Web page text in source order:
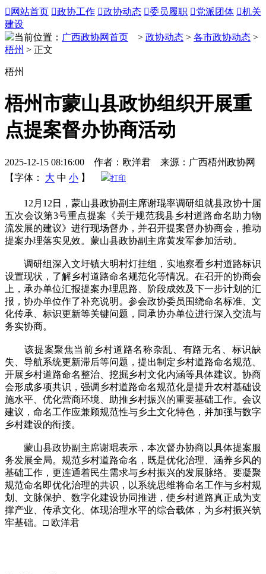
 网站首页 政协工作 政协动态 委员履职 党派团体 机关
建设
当前位置： 广西政协网首页 > 政协动态 > 各市政协动态 >
梧州 > 正文
梧州
梧州市蒙山县政协组织开展重
点提案督办协商活动
2025-12-15 08:16:00 作者：欧洋君 来源：广西梧州政协网
【字体：
大 中 小 】 打印
12月12日，蒙山县政协副主席谢琨率调研组就县政协十届
五次会议第3号重点提案《关于规范我县乡村道路命名助力物
流发展的建议》进行现场督办，并召开提案督办协商会，推动
提案办理落实见效。蒙山县政协副主席黄发军参加活动。
调研组深入文圩镇大明村灯挂组，实地察看乡村道路标识
设置现状，了解乡村道路命名规范化等情况。在召开的协商会
上，承办单位汇报提案办理思路、阶段成效及下一步计划的汇
报，协办单位作了补充说明。参会政协委员围绕命名标准、文
化传承、标识更新等关键问题，同承协办单位进行深入交流与
务实协商。
该提案聚焦当前乡村道路名称杂乱、有路无名、标识缺
失、导航系统更新滞后等问题，提出制定乡村道路命名规范、
开展乡村道路命名整治、挖掘乡村文化内涵等具体建议。协商
会形成多项共识，强调乡村道路命名规范化是提升农村基础设
施水平、优化营商环境、助推乡村振兴的重要基础工作。会议
建议，命名工作应兼顾规范性与乡土文化特色，并加强与数字
乡村建设的衔接。
蒙山县政协副主席谢琨表示，本次督办协商以具体提案服
务发展全局。规范乡村道路命名，既是优化治理、涵养乡风的
基础工作，更连通着民生需求与乡村振兴的发展脉络。要凝聚
规范命名即优化治理的共识，以系统思维将命名工作与乡村规
划、文脉保护、数字化建设协同推进，使乡村道路真正成为支
撑产业、传承文化、体现治理水平的综合载体，为乡村振兴筑
牢基础。□ 欧洋君